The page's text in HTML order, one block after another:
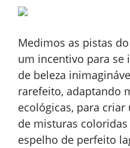
Medimos as pistas
um incentivo para se
de beleza
rarefeito, adaptando
ecológicas, para
de misturas
espelho de perfeito